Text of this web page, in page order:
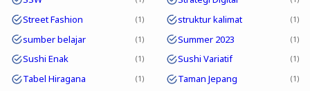
Street Fashion 1 struktur kalimat 1
sumber belajar 1 Summer 2023 1
Sushi Enak 1 Sushi Variatif 1
Tabel Hiragana 1 Taman Jepang 1